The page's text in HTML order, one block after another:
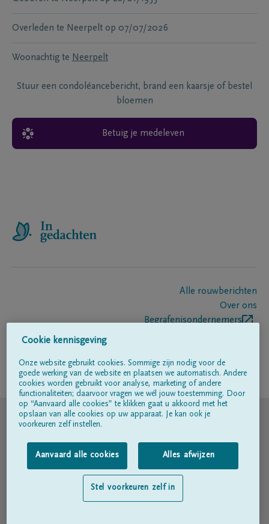
Overleden te Neerpelt op 07/07/2026
Woonachtig te Neerpelt
Stuur een condoléancebericht, brand een kaarsje of bestel
bloemen
Betuig je medeleven
Alle rouwberichten
Over ons
Begrafenisondernemers
Volg ons op
© DELA
Gebruiksvoorwaarden
Privacyverklaring
Toegankelijkheidsverklaring
Cookie kennisgeving
Onze website gebruikt cookies. Sommige zijn nodig voor de
goede werking van de website en plaatsen we automatisch. Andere
cookies worden gebruikt voor analyse, marketing of andere
functionaliteiten; daarvoor vragen we wél jouw toestemming. Door
op “Aanvaard alle cookies” te klikken gaat u akkoord met het
opslaan van alle cookies op uw apparaat. Je kan ook je
voorkeuren zelf instellen.
Aanvaard alle cookies Alles afwijzen
Stel voorkeuren zelf in